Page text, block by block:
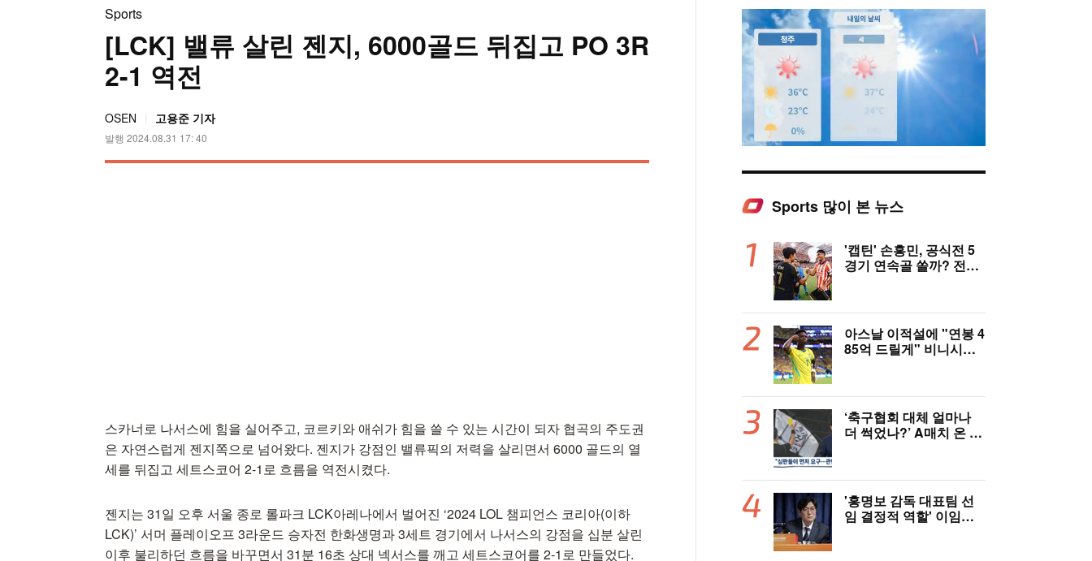
Sports
[LCK] 밸류 살린 젠지, 6000골드 뒤집고 PO 3R
2-1 역전
OSEN 고용준 기자
발행 2024.08.31 17: 40
스카너로 나서스에 힘을 실어주고, 코르키와 애쉬가 힘을 쓸 수 있는 시간이 되자 협곡의 주도권
은 자연스럽게 젠지쪽으로 넘어왔다. 젠지가 강점인 밸류픽의 저력을 살리면서 6000 골드의 열
세를 뒤집고 세트스코어 2-1로 흐름을 역전시켰다.
젠지는 31일 오후 서울 종로 롤파크 LCK아레나에서 벌어진 ‘2024 LOL 챔피언스 코리아(이하
LCK)’ 서머 플레이오프 3라운드 승자전 한화생명과 3세트 경기에서 나서스의 강점을 십분 살린
이후 불리하던 흐름을 바꾸면서 31분 16초 상대 넥서스를 깨고 세트스코어를 2-1로 만들었다.
Sports 많이 본 뉴스
'캡틴' 손흥민, 공식전 5
경기 연속골 쏠까? 전반
1 전반 종료
아스날 이적설에 "연봉 4
85억 드릴게" 비니시우
‘축구협회 대체 얼마나
더 썩었나?’ A매치 온 외
않겠나?”
'홍명보 감독 대표팀 선
임 결정적 역할' 이임생